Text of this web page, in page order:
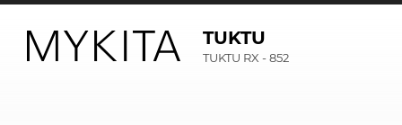
TUKTU
TUKTU RX - 852